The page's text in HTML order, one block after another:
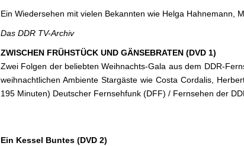
Ein Wiedersehen mit vielen Bekannten wie Helga Hahnemann,
Das DDR TV-Archiv
ZWISCHEN FRÜHSTÜCK UND GÄNSEBRATEN (DVD 1)
Zwei Folgen der beliebten Weihnachts-Gala aus dem DDR-
weihnachtlichen Ambiente Stargäste wie Costa Cordalis,
195 Minuten) Deutscher Fernsehfunk (DFF) / Fernsehen der
Ein Kessel Buntes (DVD 2)